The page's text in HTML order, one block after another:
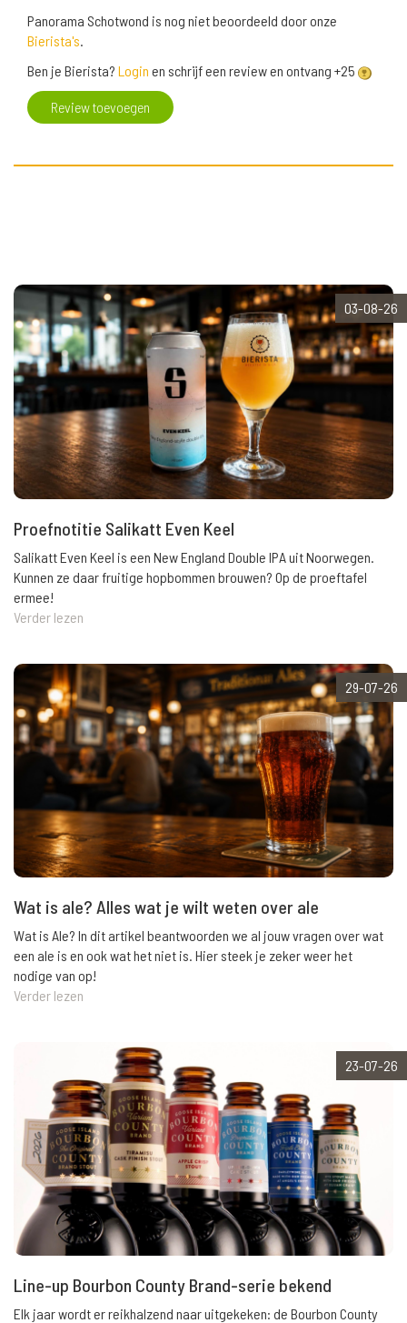
Panorama Schotwond is nog niet beoordeeld door onze
Bierista's.
Ben je Bierista? Login en schrijf een review en ontvang +25
Review toevoegen
03-08-26
Proefnotitie Salikatt Even Keel
Salikatt Even Keel is een New England Double IPA uit Noorwegen.
Kunnen ze daar fruitige hopbommen brouwen? Op de proeftafel
ermee!
Verder lezen
29-07-26
Wat is ale? Alles wat je wilt weten over ale
Wat is Ale? In dit artikel beantwoorden we al jouw vragen over wat
een ale is en ook wat het niet is. Hier steek je zeker weer het
nodige van op!
Verder lezen
23-07-26
Line-up Bourbon County Brand-serie bekend
Elk jaar wordt er reikhalzend naar uitgekeken: de Bourbon County